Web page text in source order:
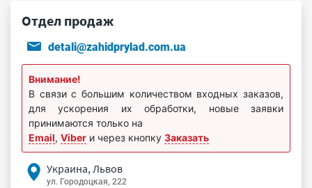
Отдел продаж
detali@zahidprylad.com.ua
Внимание!
В связи с большим количеством входных заказов,
для ускорения их обработки, новые заявки
принимаются только на
Email, Viber и через кнопку Заказать
Украина, Львов
ул. Городоцкая, 222